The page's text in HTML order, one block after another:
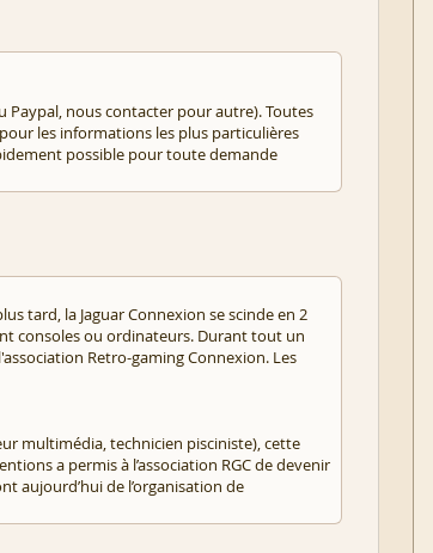
Paypal, nous contacter pour autre). Toutes
les informations les plus particulières
possible pour toute demande
tard, la Jaguar Connexion se scinde en 2
consoles ou ordinateurs. Durant tout un
Retro-gaming Connexion. Les
multimédia, technicien pisciniste), cette
a permis à l’association RGC de devenir
aujourd’hui de l’organisation de